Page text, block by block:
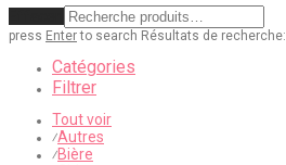
press Enterto search Résultats de recherche:
Catégories
Filtrer
Tout voir
⁄Autres
⁄Bière